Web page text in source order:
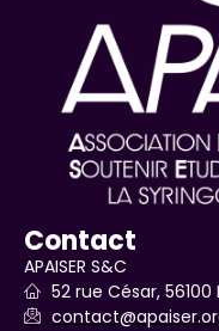
Contact
APAISER S&C
52 rue César, 56100